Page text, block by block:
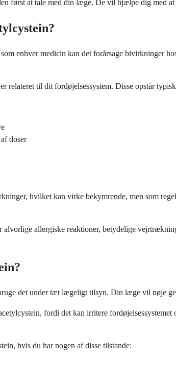
først at tale med din læge. De vil hjælpe dig med
enhver medicin kan det forårsage
relateret til dit fordøjelsessystem. Disse opstår
doser
hvilket kan virke bekymrende, men som
allergiske reaktioner, betydelige
det under tæt lægeligt tilsyn. Din læge vil nøje
fordi det kan irritere
hvis du har nogen af ​​disse tilstande: